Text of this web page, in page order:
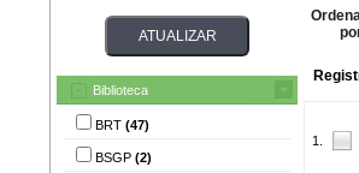
Biblioteca
BRT (47)
BSGP (2)
1.